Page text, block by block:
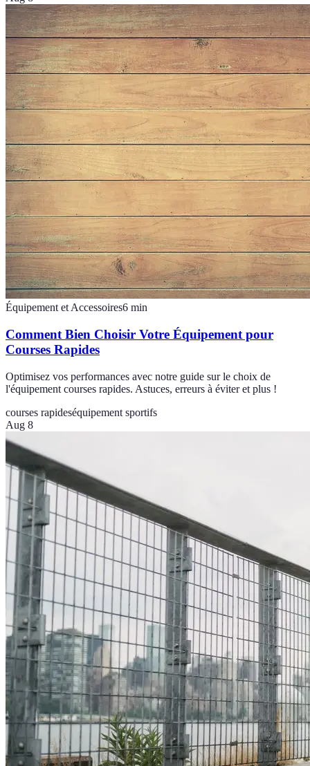
Équipement et Accessoires6 min
Comment Bien Choisir Votre Équipement pour
Courses Rapides
Optimisez vos performances avec notre guide sur le choix de
l'équipement courses rapides. Astuces, erreurs à éviter et plus !
courses rapideséquipement sportifs
Aug 8